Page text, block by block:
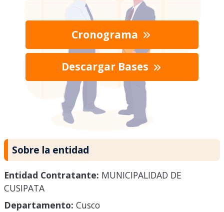
Cronograma
Descargar Bases
Sobre la entidad
Entidad Contratante: MUNICIPALIDAD DE
CUSIPATA
Departamento: Cusco